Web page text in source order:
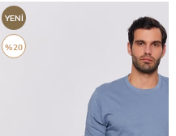
YENI
ÜRÜN
%18